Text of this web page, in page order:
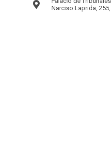
Narciso Laprida, 255,